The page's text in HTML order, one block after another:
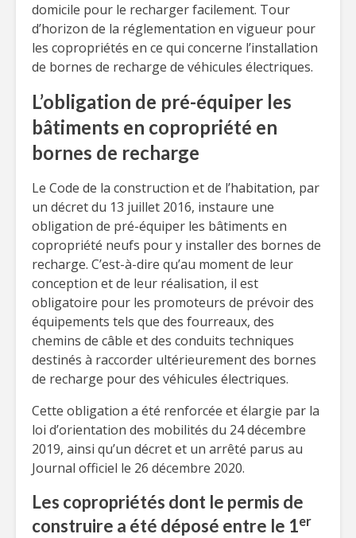
domicile pour le recharger facilement. Tour
d’horizon de la réglementation en vigueur pour
les copropriétés en ce qui concerne l’installation
de bornes de recharge de véhicules électriques.
L’obligation de pré-équiper les
bâtiments en copropriété en
bornes de recharge
Le Code de la construction et de l’habitation, par
un décret du 13 juillet 2016, instaure une
obligation de pré-équiper les bâtiments en
copropriété neufs pour y installer des bornes de
recharge. C’est-à-dire qu’au moment de leur
conception et de leur réalisation, il est
obligatoire pour les promoteurs de prévoir des
équipements tels que des fourreaux, des
chemins de câble et des conduits techniques
destinés à raccorder ultérieurement des bornes
de recharge pour des véhicules électriques.
Cette obligation a été renforcée et élargie par la
loi d’orientation des mobilités du 24 décembre
2019, ainsi qu’un décret et un arrêté parus au
Journal officiel le 26 décembre 2020.
Les copropriétés dont le permis de
construire a été déposé entre le 1er